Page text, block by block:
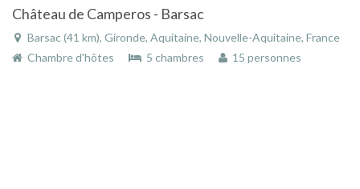
Château de Camperos - Barsac
Barsac (41 km), Gironde, Aquitaine, Nouvelle-Aquitaine, France
Chambre d'hôtes
5 chambres 15 personnes